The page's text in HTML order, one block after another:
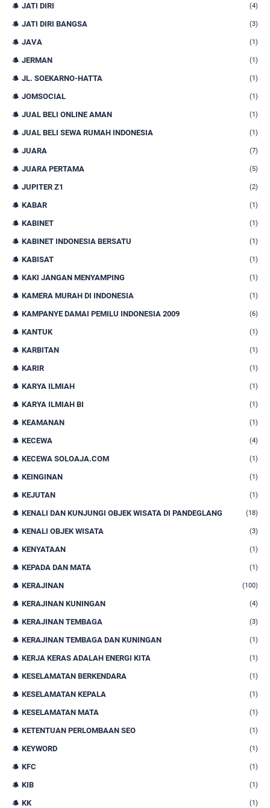
JATI DIRI (4)
JATI DIRI BANGSA (3)
JAVA (1)
JERMAN (1)
JL. SOEKARNO-HATTA (1)
JOMSOCIAL (1)
JUAL BELI ONLINE AMAN (1)
JUAL BELI SEWA RUMAH INDONESIA (1)
JUARA (7)
JUARA PERTAMA (5)
JUPITER Z1 (2)
KABAR (1)
KABINET (1)
KABINET INDONESIA BERSATU (1)
KABISAT (1)
KAKI JANGAN MENYAMPING (1)
KAMERA MURAH DI INDONESIA (1)
KAMPANYE DAMAI PEMILU INDONESIA 2009 (6)
KANTUK (1)
KARBITAN (1)
KARIR (1)
KARYA ILMIAH (1)
KARYA ILMIAH BI (1)
KEAMANAN (1)
KECEWA (4)
KECEWA SOLOAJA.COM (1)
KEINGINAN (1)
KEJUTAN (1)
KENALI DAN KUNJUNGI OBJEK WISATA DI PANDEGLANG (18)
KENALI OBJEK WISATA (3)
KENYATAAN (1)
KEPADA DAN MATA (1)
KERAJINAN (100)
KERAJINAN KUNINGAN (4)
KERAJINAN TEMBAGA (3)
KERAJINAN TEMBAGA DAN KUNINGAN (1)
KERJA KERAS ADALAH ENERGI KITA (1)
KESELAMATAN BERKENDARA (1)
KESELAMATAN KEPALA (1)
KESELAMATAN MATA (1)
KETENTUAN PERLOMBAAN SEO (1)
KEYWORD (1)
KFC (1)
KIB (1)
KK (1)